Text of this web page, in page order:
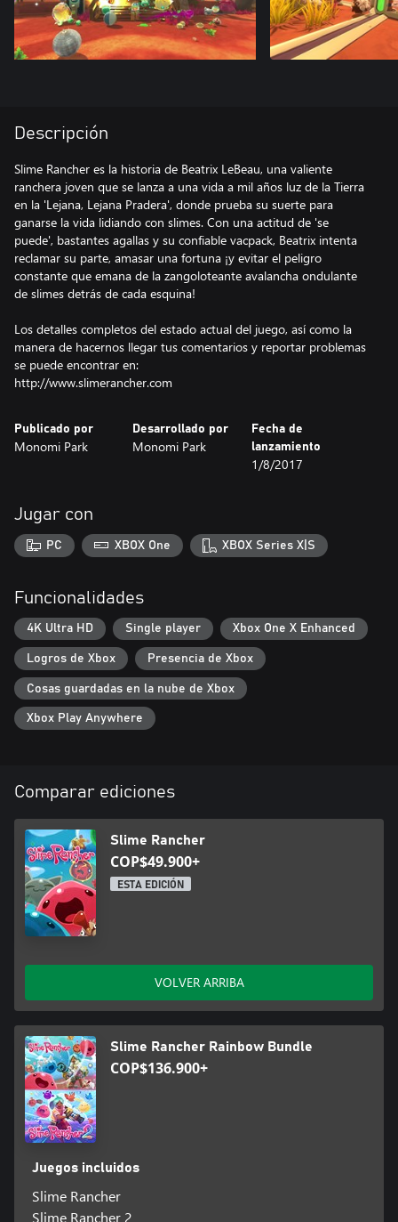
Descripción
Slime Rancher es la historia de Beatrix LeBeau, una valiente
ranchera joven que se lanza a una vida a mil años luz de la Tierra
en la 'Lejana, Lejana Pradera', donde prueba su suerte para
ganarse la vida lidiando con slimes. Con una actitud de 'se
puede', bastantes agallas y su confiable vacpack, Beatrix intenta
reclamar su parte, amasar una fortuna ¡y evitar el peligro
constante que emana de la zangoloteante avalancha ondulante
de slimes detrás de cada esquina!
Los detalles completos del estado actual del juego, así como la
manera de hacernos llegar tus comentarios y reportar problemas
se puede encontrar en:
http://www.slimerancher.com
Publicado por
Monomi Park
Desarrollado por
Monomi Park
Fecha de
lanzamiento
1/8/2017
Jugar con
PC XBOX One XBOX Series X|S
Funcionalidades
4K Ultra HD Single player Xbox One X Enhanced
Logros de Xbox Presencia de Xbox
Cosas guardadas en la nube de Xbox
Xbox Play Anywhere
Comparar ediciones
Slime Rancher
COP$49.900+
ESTA EDICIÓN
VOLVER ARRIBA
Slime Rancher Rainbow Bundle
COP$136.900+
Juegos incluidos
Slime Rancher
Slime Rancher 2